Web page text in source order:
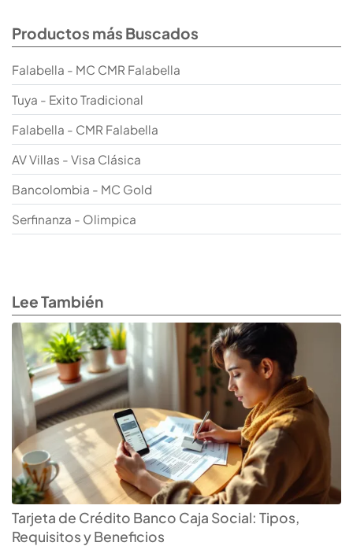
Productos más Buscados
Falabella - MC CMR Falabella
Tuya - Exito Tradicional
Falabella - CMR Falabella
AV Villas - Visa Clásica
Bancolombia - MC Gold
Serfinanza - Olimpica
Lee También
Tarjeta de Crédito Banco Caja Social: Tipos,
Requisitos y Beneficios